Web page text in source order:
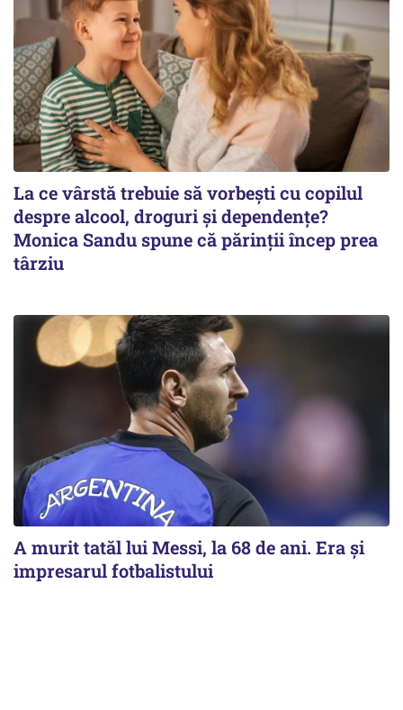
La ce vârstă trebuie să vorbești cu copilul
despre alcool, droguri și dependențe?
Monica Sandu spune că părinții încep prea
târziu
A murit tatăl lui Messi, la 68 de ani. Era și
impresarul fotbalistului